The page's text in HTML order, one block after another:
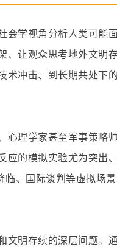
会学视角分析人类可能
、让观众思考地外文明
术冲击、到长期共处下
心理学家甚至军事策略
应的模拟实验尤为突出
、国际谈判等虚拟场
文明存续的深层问题。